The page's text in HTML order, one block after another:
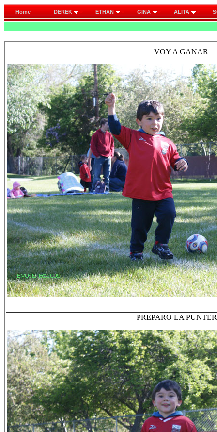
Home DEREK ETHAN GINA ALITA
VOY A GANAR
PREPARO LA